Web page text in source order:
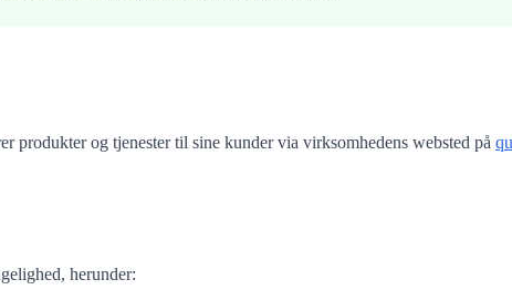
produkter og tjenester til sine kunder via virksomhedens websted på
herunder: